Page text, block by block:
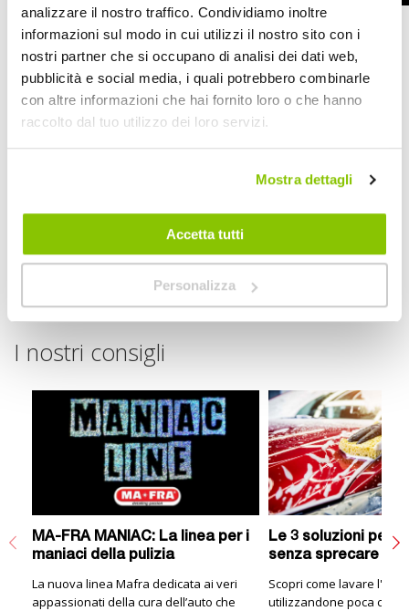
analizzare il nostro traffico. Condividiamo inoltre
informazioni sul modo in cui utilizzi il nostro sito con i
nostri partner che si occupano di analisi dei dati web,
pubblicità e social media, i quali potrebbero combinarle
con altre informazioni che hai fornito loro o che hanno
raccolto dal tuo utilizzo dei loro servizi.
Mostra dettagli
Accetta tutti
Personalizza
Specifiche tecniche
Maggiori
Informazioni
1811469
8005553021542
Si
I nostri consigli
MA-FRA MANIAC: La linea per i
maniaci della pulizia
La nuova linea Mafra dedicata ai veri
appassionati della cura dell’auto che
Le 3 soluzioni per
senza sprecare
Scopri come lavare
utilizzandone poca con il